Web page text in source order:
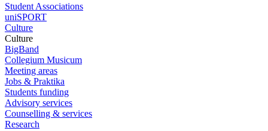
Student Associations
uniSPORT
Culture
Culture
BigBand
Collegium Musicum
Meeting areas
Jobs & Praktika
Students funding
Advisory services
Counselling & services
Research